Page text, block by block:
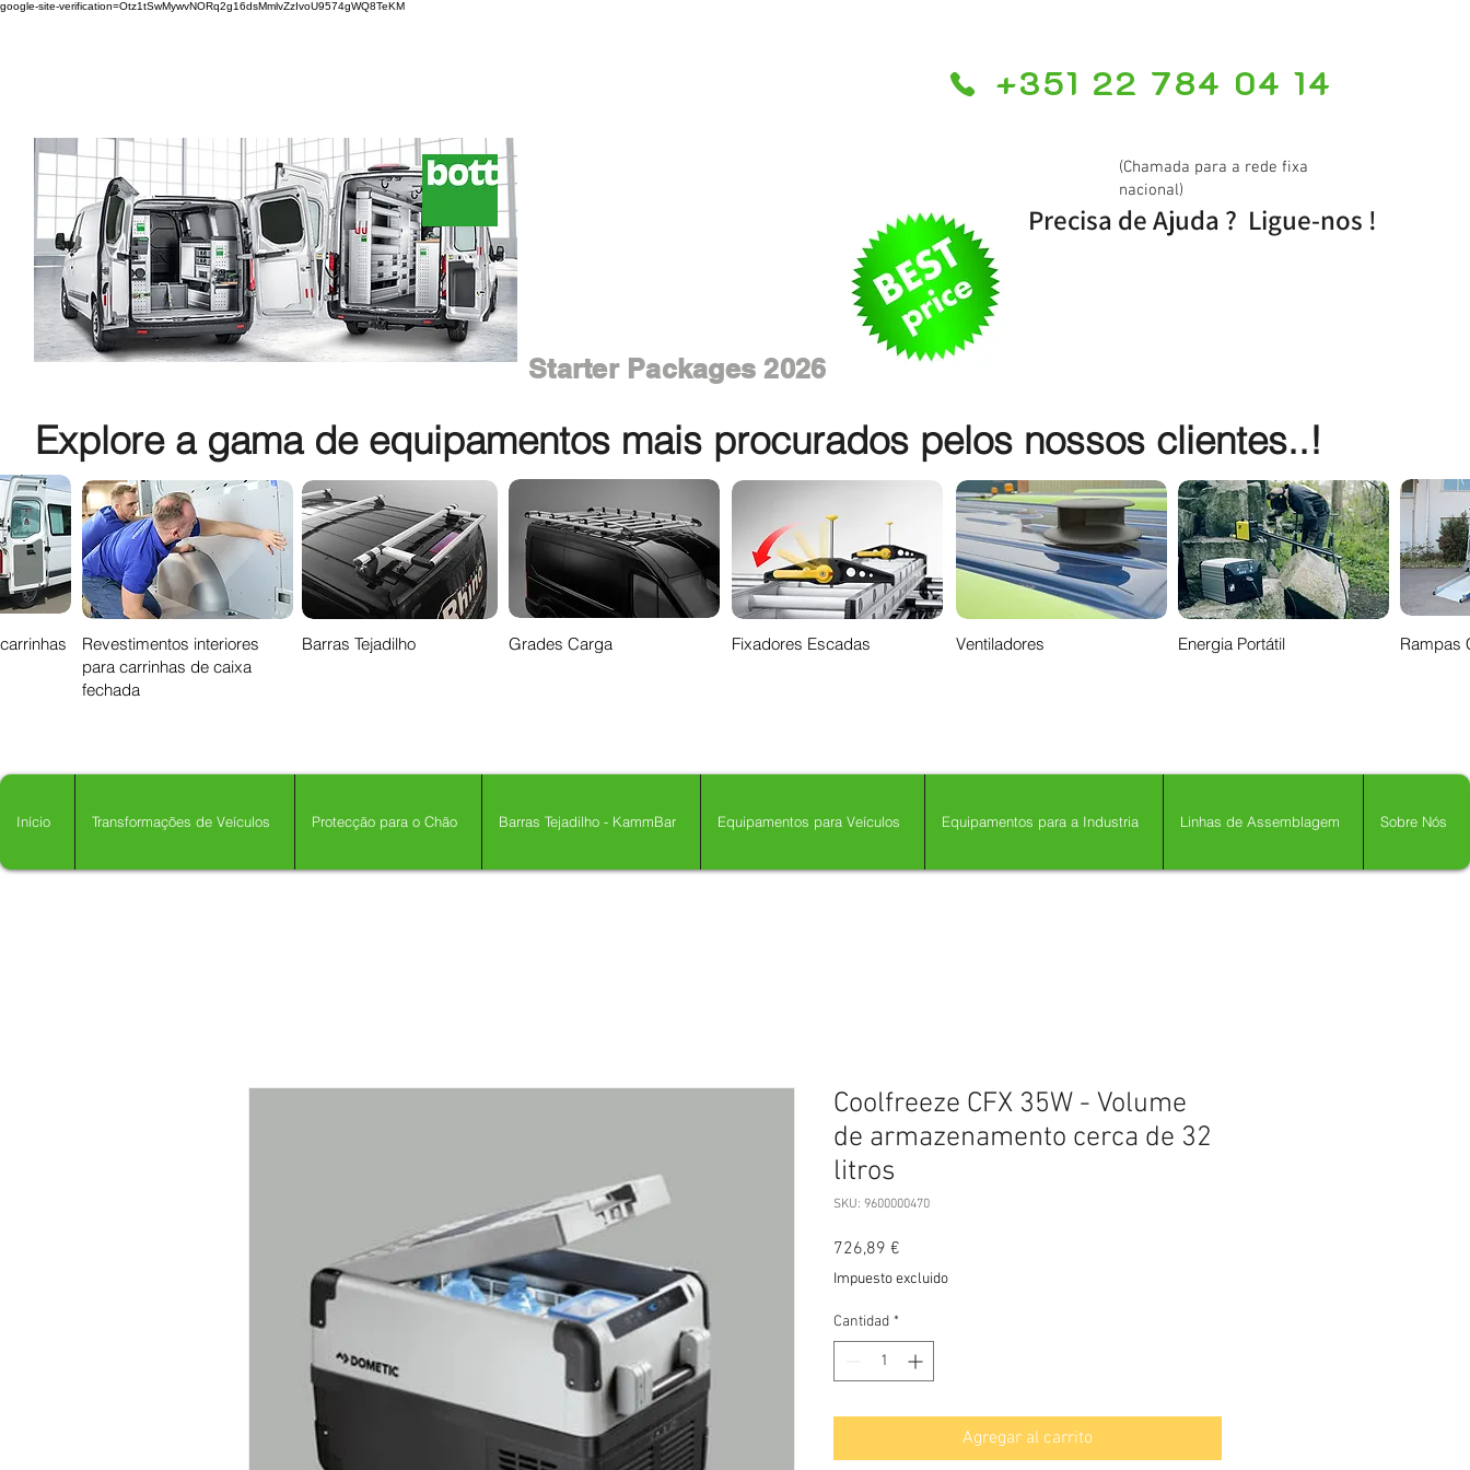
google-site-verification=Otz1tSwMywvNORq2g16dsMmlvZzIvoU9574gWQ8TeKM
+351 22 784 04 14
Starter Packages 2026
(Chamada para a rede fixa
nacional)
Precisa de Ajuda ? Ligue-nos !
Explore a gama de equipamentos mais procurados pelos nossos clientes..!
Revestimentos interiores
para carrinhas de caixa
fechada
Barras Tejadilho Grades Carga Fixadores Escadas Ventiladores Energia Portátil Rampas
Início Transformações de Veículos Protecção para o Chão Barras Tejadilho - KammBar Equipamentos para Veículos Equipamentos para a Industria Linhas de Assemblagem Sobre Nós
Coolfreeze CFX 35W - Volume
de armazenamento cerca de 32
litros
SKU: 9600000470
726,89 €
Impuesto excluido
Cantidad *
Agregar al carrito